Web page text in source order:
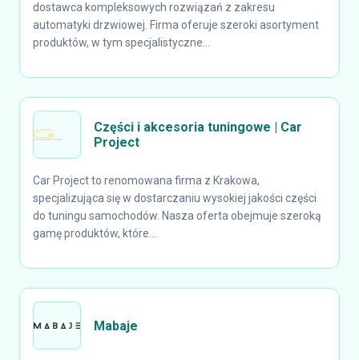
dostawca kompleksowych rozwiązań z zakresu
automatyki drzwiowej. Firma oferuje szeroki asortyment
produktów, w tym specjalistyczne...
Części i akcesoria tuningowe | Car
Project
Car Project to renomowana firma z Krakowa,
specjalizująca się w dostarczaniu wysokiej jakości części
do tuningu samochodów. Nasza oferta obejmuje szeroką
gamę produktów, które...
Mabaje